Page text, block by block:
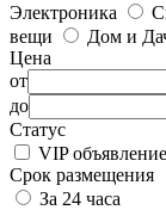
Электроника
вещи
Дом и
Цена
от
до
Статус
VIP объявление
Срок размещения
За 24 часа